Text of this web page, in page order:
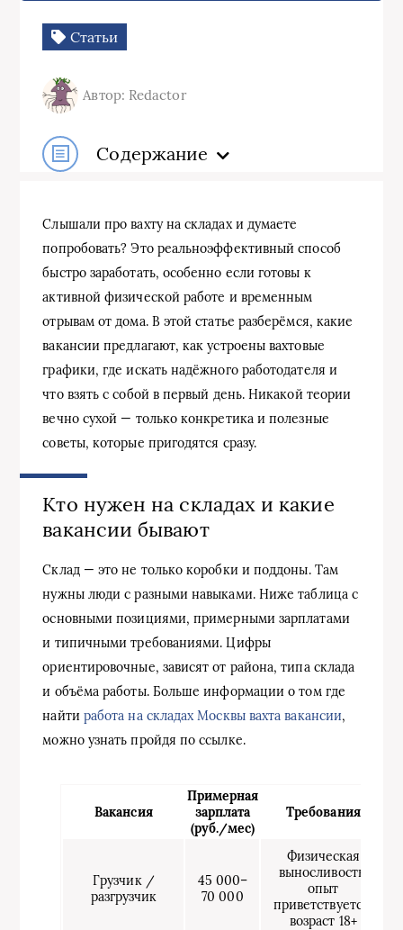
Статьи
Автор: Redactor
Содержание
Слышали про вахту на складах и думаете
попробовать? Это реальноэффективный способ
быстро заработать, особенно если готовы к
активной физической работе и временным
отрывам от дома. В этой статье разберёмся, какие
вакансии предлагают, как устроены вахтовые
графики, где искать надёжного работодателя и
что взять с собой в первый день. Никакой теории
вечно сухой — только конкретика и полезные
советы, которые пригодятся сразу.
Кто нужен на складах и какие
вакансии бывают
Склад — это не только коробки и поддоны. Там
нужны люди с разными навыками. Ниже таблица с
основными позициями, примерными зарплатами
и типичными требованиями. Цифры
ориентировочные, зависят от района, типа склада
и объёма работы. Больше информации о том где
найти работа на складах Москвы вахта вакансии,
можно узнать пройдя по ссылке.
Вакансия
Примерная
зарплата
(руб./мес)
Требования
Грузчик /
разгрузчик
45 000–
70 000
Физическая
выносливость,
опыт
приветствуется,
возраст 18+